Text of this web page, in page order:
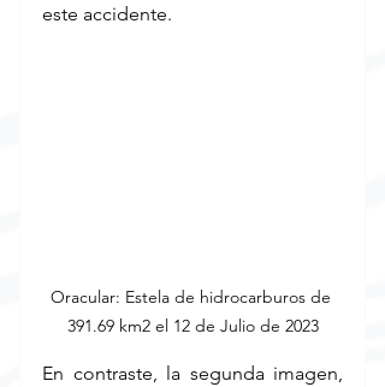
este accidente.
Oracular: Estela de hidrocarburos de
391.69 km2 el 12 de Julio de 2023
En contraste, la segunda imagen,